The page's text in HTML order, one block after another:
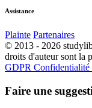
Assistance
Plainte Partenaires
© 2013 - 2026
droits d'auteur sont la
GDPR Confidentialité
Faire une